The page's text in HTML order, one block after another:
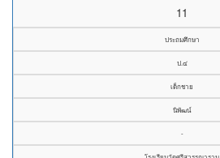
11
ประถมศึกษา
ป.๔
เด็กชาย
นิพัฒน์
-